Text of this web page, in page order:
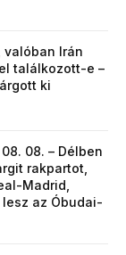
valóban Irán
találkozott-e –
ki
08. – Délben
rakpartot,
Madrid,
az Óbudai-